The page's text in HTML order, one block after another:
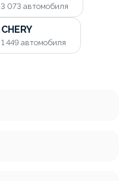
3 073 автомобиля
CHERY
1 449 автомобиля